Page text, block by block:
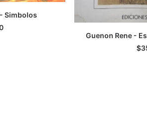
Simbolos
Guenon Rene -
$